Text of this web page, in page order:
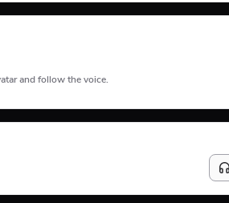
and follow the voice.